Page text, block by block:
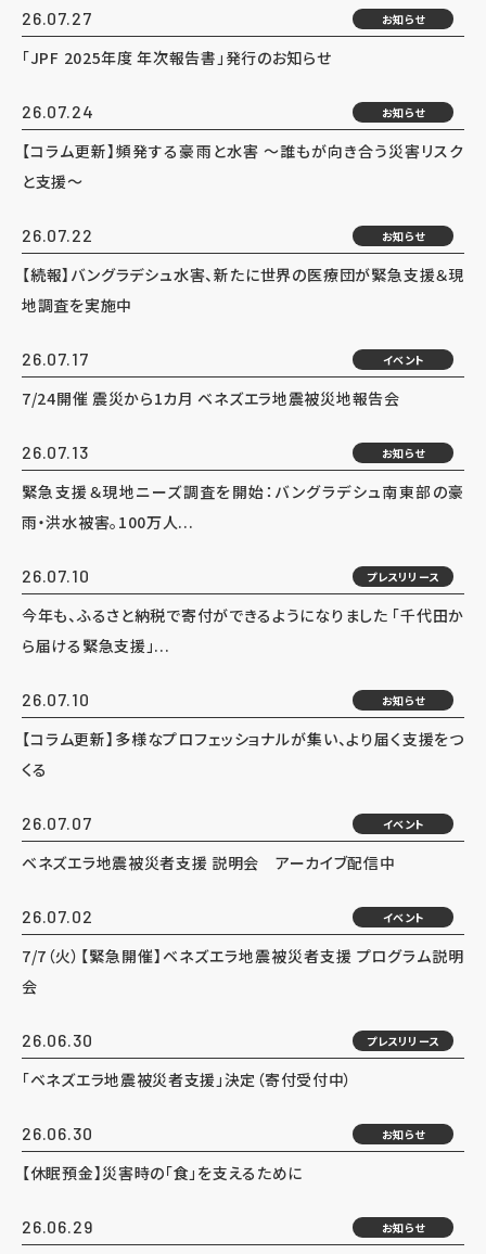
26.07.27 お知らせ
「JPF 2025年度 年次報告書」発行のお知らせ
26.07.24 お知らせ
【コラム更新】頻発する豪雨と水害 ～誰もが向き合う災害リスク
と支援～
26.07.22 お知らせ
【続報】バングラデシュ水害、新たに世界の医療団が緊急支援＆現
地調査を実施中
26.07.17 イベント
7/24開催 震災から1カ月 ベネズエラ地震被災地報告会
26.07.13 お知らせ
緊急支援＆現地ニーズ調査を開始：バングラデシュ南東部の豪
雨・洪水被害。100万人...
26.07.10 プレスリリース
今年も、ふるさと納税で寄付ができるようになりました 「千代田か
ら届ける緊急支援」...
26.07.10 お知らせ
【コラム更新】多様なプロフェッショナルが集い、より届く支援をつ
くる
26.07.07 イベント
ベネズエラ地震被災者支援 説明会 アーカイブ配信中
26.07.02 イベント
7/7（火）【緊急開催】ベネズエラ地震被災者支援 プログラム説明
会
26.06.30 プレスリリース
「ベネズエラ地震被災者支援」決定（寄付受付中）
26.06.30 お知らせ
【休眠預金】災害時の「食」を支えるために
26.06.29 お知らせ